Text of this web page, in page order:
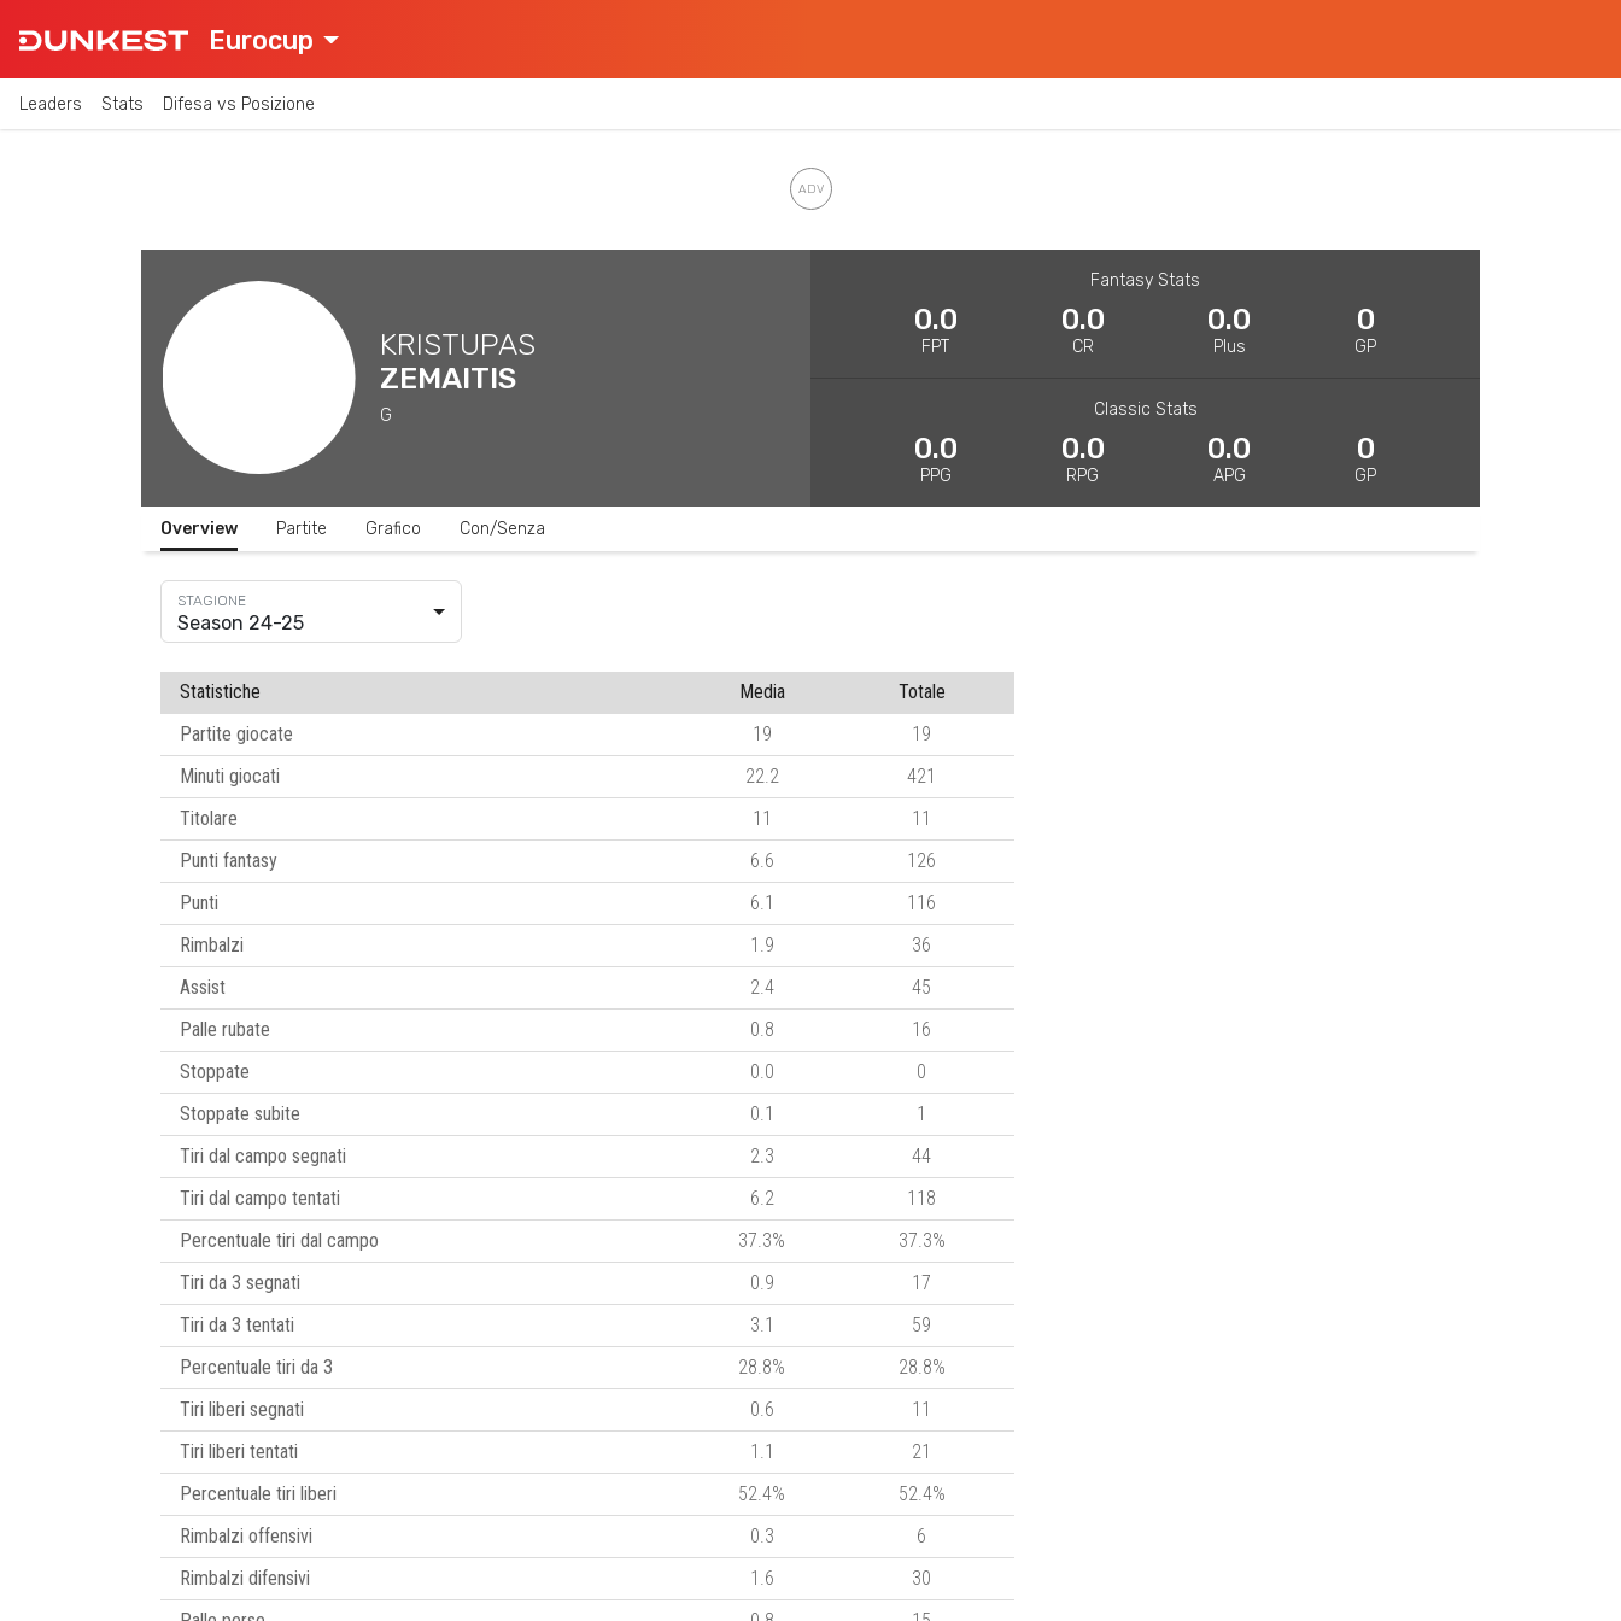
Eurocup
Leaders Stats Difesa vs Posizione
KRISTUPAS
ZEMAITIS
G
Fantasy Stats
0.0
FPT
0.0
CR
0.0
Plus
0
GP
Classic Stats
0.0
PPG
0.0
RPG
0.0
APG
0
GP
Overview Partite Grafico Con/Senza
Season 24-25
Statistiche Media
Totale
Partite giocate
19
19
Minuti giocati
22.2
421
Titolare
11
11
Punti fantasy
6.6
126
Punti
6.1
116
Rimbalzi
1.9
36
Assist
2.4
45
Palle rubate
0.8
16
Stoppate
0.0
0
Stoppate subite
0.1
1
Tiri dal campo segnati
2.3
44
Tiri dal campo tentati
6.2
118
Percentuale tiri dal campo
37.3%
37.3%
Tiri da 3 segnati
0.9
17
Tiri da 3 tentati
3.1
59
Percentuale tiri da 3
28.8%
28.8%
Tiri liberi segnati
0.6
11
Tiri liberi tentati
1.1
21
Percentuale tiri liberi
52.4%
52.4%
Rimbalzi offensivi
0.3
6
Rimbalzi difensivi
1.6
30